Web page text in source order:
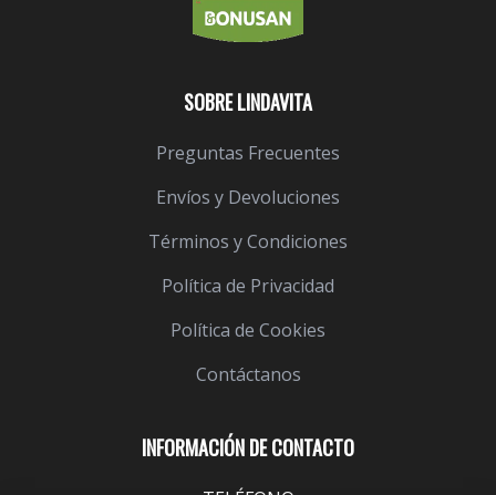
INFORMACIÓN DE CONTACTO
SOBRE LINDAVITA
Preguntas Frecuentes
Envíos y Devoluciones
Términos y Condiciones
Política de Privacidad
Política de Cookies
Contáctanos